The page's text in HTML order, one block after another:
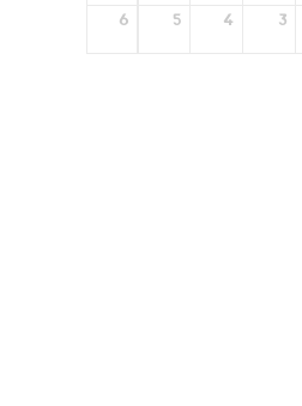
3
4
5
6